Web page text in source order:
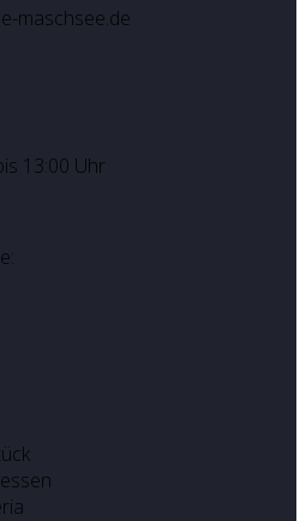
maschsee.de
13:00 Uhr